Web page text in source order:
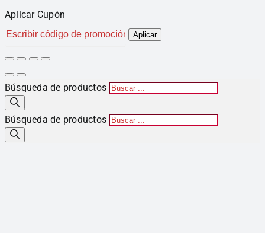
Aplicar Cupón
Aplicar
Búsqueda de productos
Búsqueda de productos